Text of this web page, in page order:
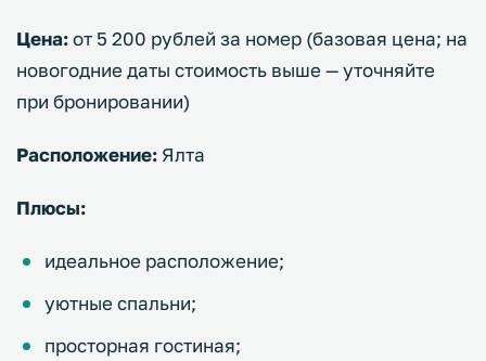
Цена:от 5 200 рублей за номер (базовая цена; на
новогодние даты стоимость выше — уточняйте
при бронировании)
Расположение: Ялта
Плюсы:
идеальное расположение;
уютные спальни;
просторная гостиная;